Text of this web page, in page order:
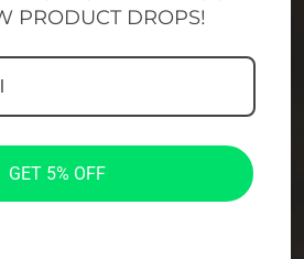
PRODUCT DROPS!
GET 5% OFF